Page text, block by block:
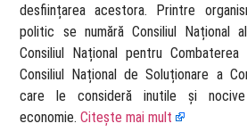
desființarea acestora. Printre
politic se numără Consiliul Național
Consiliul Național pentru Combaterea
Consiliul Național de Soluționare a
care le consideră inutile și
economie.Citește mai mult